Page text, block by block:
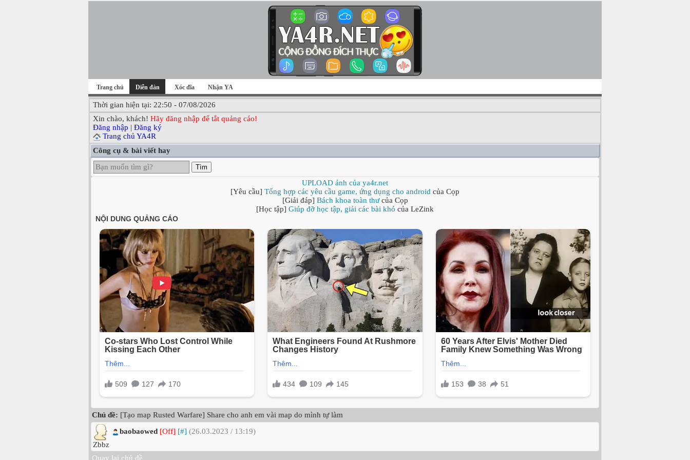
Trang chủ Diễn đàn Xóc đĩa Nhận YA
Thời gian hiện tại: 22:50 - 07/08/2026
Xin chào, khách! Hãy đăng nhập để tắt quảng cáo!
Đăng nhập | Đăng ký
Trang chủ YA4R
Công cụ & bài viết hay
Tìm
UPLOAD ảnh của ya4r.net
[Yêu cầu] Tổng hợp các yêu cầu game, ứng dụng cho android của Cọp
[Giải đáp] Bách khoa toàn thưcủa Cọp
[Học tập] Giúp đỡ học tập, giải các bài khó của LeZink
Chủ đề: [Tạo map Rusted Warfare] Share cho anh em vài map do mình tự làm
baobaowed [Off] [#] (26.03.2023 / 13:19)
Zbbz
Quay lại chủ đề